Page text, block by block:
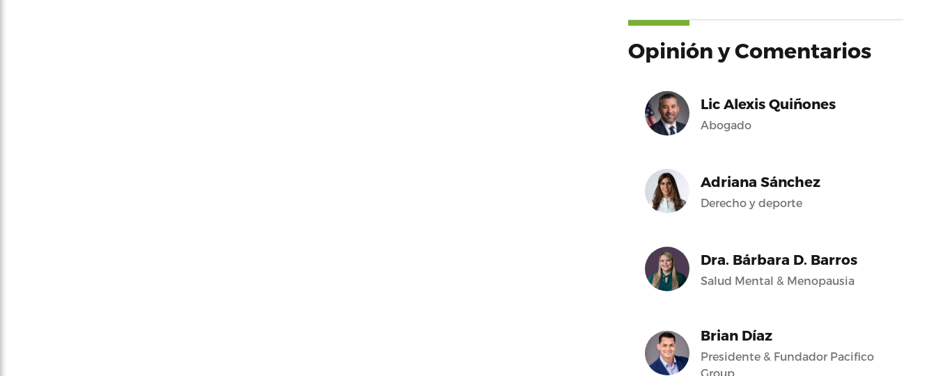
Opinión y Comentarios
Lic Alexis Quiñones
Abogado
Adriana Sánchez
Derecho y deporte
Dra. Bárbara D. Barros
Salud Mental & Menopausia
Brian Díaz
Presidente & Fundador Pacifico
Group